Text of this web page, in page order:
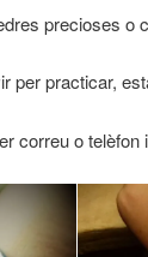
precioses o
per practicar,
correu o